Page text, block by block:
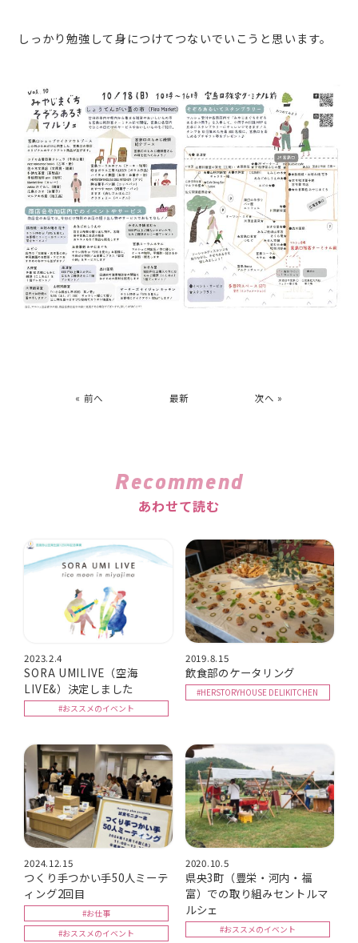
しっかり勉強して身につけてつないでいこうと思います。
« 前へ 最新 次へ »
Recommend
あわせて読む
2023.2.4
SORA UMILIVE（空海
LIVE&）決定しました
#おススメのイベント
2019.8.15
飲食部のケータリング
#HERSTORYHOUSE DELIKITCHEN
2024.12.15
つくり手つかい手50人ミーテ
ィング2回目
#お仕事
#おススメのイベント
2020.10.5
県央3町（豊栄・河内・福
富）での取り組みセントルマ
ルシェ
#おススメのイベント